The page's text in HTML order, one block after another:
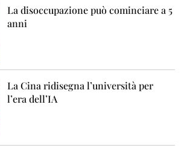
La disoccupazione può cominciare a 5
anni
La Cina ridisegna l’università per
l’era dell’IA